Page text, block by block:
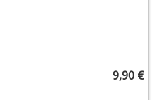
9,90 €